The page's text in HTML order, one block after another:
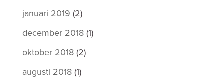
januari 2019 (2)
december 2018(1)
oktober 2018(2)
augusti 2018(1)